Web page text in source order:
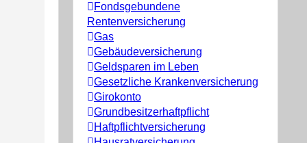
Fondsgebundene
Rentenversicherung
Gas
Gebäudeversicherung
Geldsparen im Leben
Gesetzliche Krankenversicherung
Girokonto
Grundbesitzerhaftpflicht
Haftpflichtversicherung